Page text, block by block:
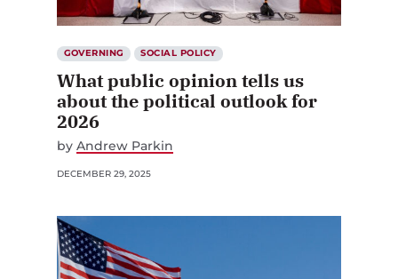
GOVERNING SOCIAL POLICY
What public opinion tells us
about the political outlook for
2026
by Andrew Parkin
DECEMBER 29, 2025